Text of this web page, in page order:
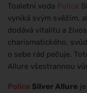
Toaletní voda Police
vyniká svým svěžím,
dodává vitalitu a
charismatického,
o sebe rád pečuje.
Allure všestrannou
Police Silver Allure